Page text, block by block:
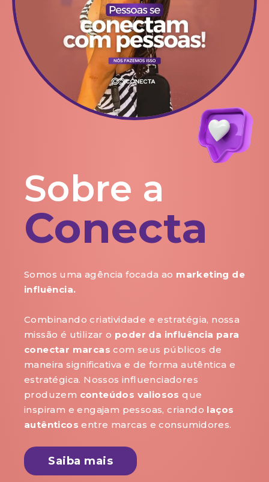
Sobre a
Conecta
Somos uma agência focada ao marketing de
influência.
Combinando criatividade e estratégia, nossa
missão é utilizar o poder da influência para
conectar marcas com seus públicos de
maneira significativa e de forma autêntica e
estratégica. Nossos influenciadores
produzem conteúdos valiosos que
inspiram e engajam pessoas, criando laços
autênticos entre marcas e consumidores.
Saiba mais